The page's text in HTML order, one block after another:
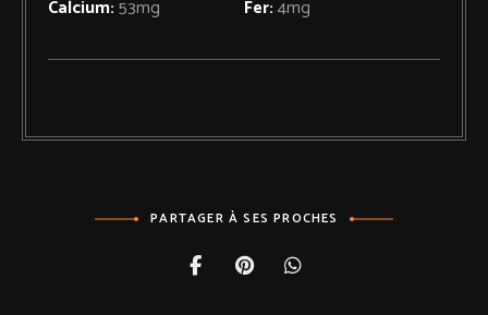
Calcium:53mg Fer:4mg
PARTAGER À SES PROCHES